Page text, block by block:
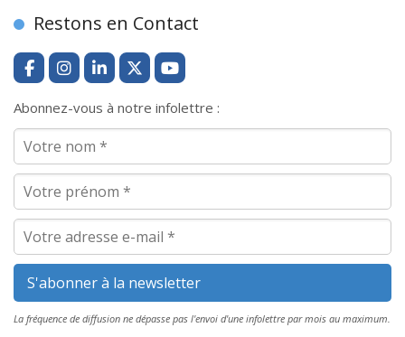
Restons en Contact
Abonnez-vous à notre infolettre :
La fréquence de diffusion ne dépasse pas l'envoi d'une infolettre par mois au maximum.